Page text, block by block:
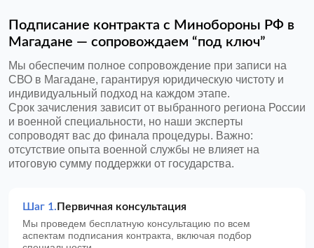
Подписание контракта с Минобороны РФ в
Магадане — сопровождаем “под ключ”
Мы обеспечим полное сопровождение при записи на
СВО в Магадане, гарантируя юридическую чистоту и
индивидуальный подход на каждом этапе.
Срок зачисления зависит от выбранного региона России
и военной специальности, но наши эксперты
сопроводят вас до финала процедуры. Важно:
отсутствие опыта военной службы не влияет на
итоговую сумму поддержки от государства.
Шаг 1. Первичная консультация
Мы проведем бесплатную консультацию по всем
аспектам подписания контракта, включая подбор